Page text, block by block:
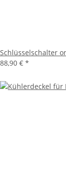
Schlüsselschalter
88,90 € *